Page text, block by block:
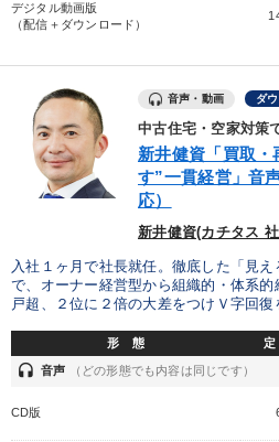
デジタル動画版
（配信＋ダウンロード）
音声・動画 ダ
中古住宅・空家対策
新井健資「買取
す”一貫経営」音
応）
新井健資(カチタス
入社１ヶ月で社長就任。徹底した「見え
で、オーナー経営型から組織的・体系
戸超、２位に２倍の大差をつけＶ字回復
形 態
headset 音声 （どの形態でも内容は同じです）
CD版